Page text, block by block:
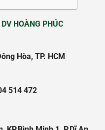
HOÀNG PHÚC
Hòa, TP. HCM
514 472